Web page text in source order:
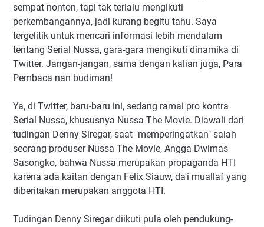
sempat nonton, tapi tak terlalu mengikuti
perkembangannya, jadi kurang begitu tahu. Saya
tergelitik untuk mencari informasi lebih mendalam
tentang Serial Nussa, gara-gara mengikuti dinamika di
Twitter. Jangan-jangan, sama dengan kalian juga, Para
Pembaca nan budiman!
Ya, di Twitter, baru-baru ini, sedang ramai pro kontra
Serial Nussa, khususnya Nussa The Movie. Diawali dari
tudingan Denny Siregar, saat "memperingatkan" salah
seorang produser Nussa The Movie, Angga Dwimas
Sasongko, bahwa Nussa merupakan propaganda HTI
karena ada kaitan dengan Felix Siauw, da'i muallaf yang
diberitakan merupakan anggota HTI.
Tudingan Denny Siregar diikuti pula oleh pendukung-